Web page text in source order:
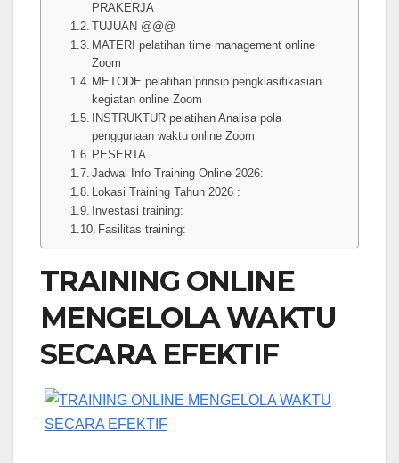
PRAKERJA
TUJUAN @@@
MATERI pelatihan time management online
Zoom
METODE pelatihan prinsip pengklasifikasian
kegiatan online Zoom
INSTRUKTUR pelatihan Analisa pola
penggunaan waktu online Zoom
PESERTA
Jadwal Info Training Online 2026:
Lokasi Training Tahun 2026 :
Investasi training:
Fasilitas training:
TRAINING ONLINE
MENGELOLA WAKTU
SECARA EFEKTIF